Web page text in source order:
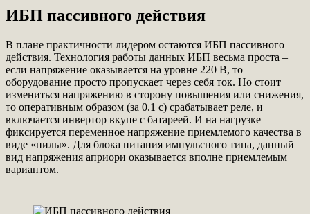
ИБП пассивного действия
В плане практичности лидером остаются ИБП пассивного
действия. Технология работы данных ИБП весьма проста –
если напряжение оказывается на уровне 220 В, то
оборудование просто пропускает через себя ток. Но стоит
измениться напряжению в сторону повышения или снижения,
то оперативным образом (за 0.1 с) срабатывает реле, и
включается инвертор вкупе с батареей. И на нагрузке
фиксируется переменное напряжение приемлемого качества в
виде «пилы». Для блока питания импульсного типа, данный
вид напряжения априори оказывается вполне приемлемым
вариантом.